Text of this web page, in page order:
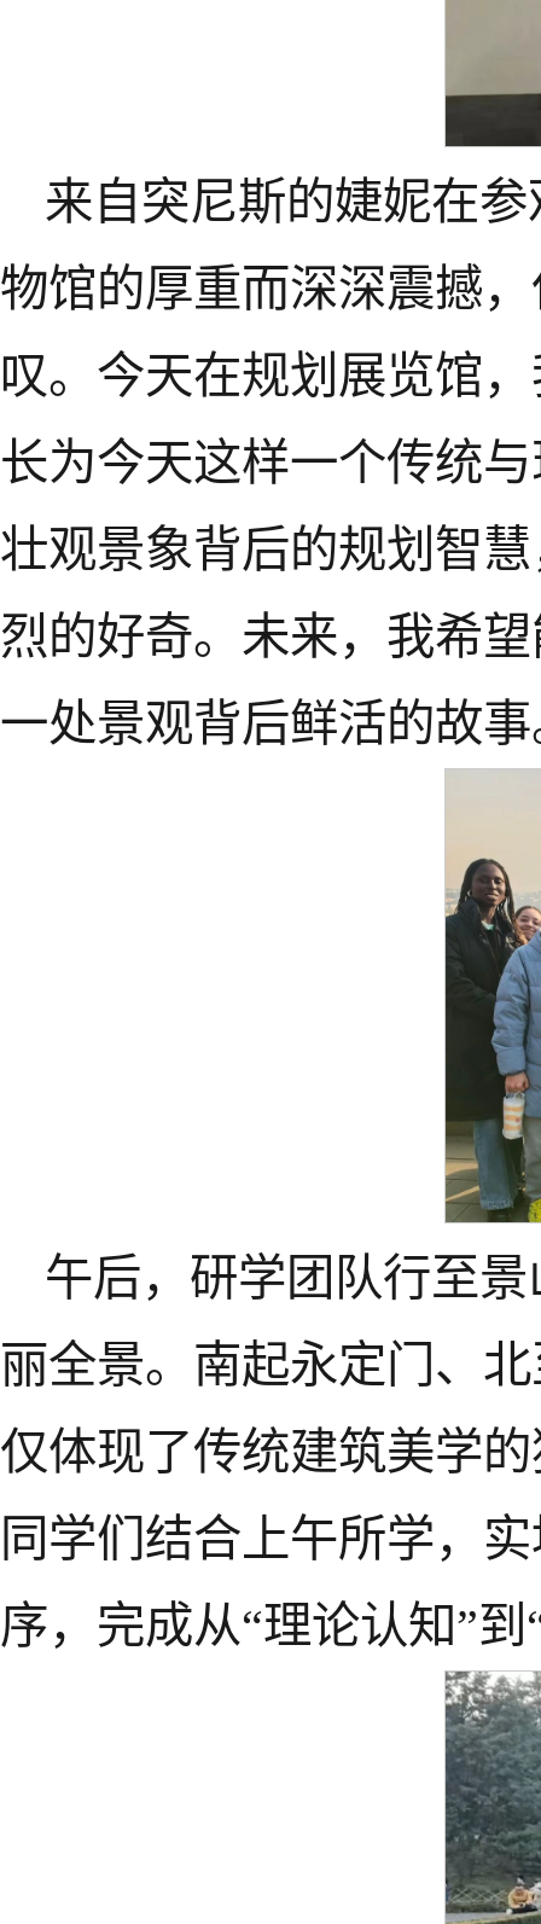
来自突尼斯的婕妮在
物馆的厚重而深深震撼
叹。今天在规划展览馆
长为今天这样一个传统
壮观景象背后的规划智
烈的好奇。未来，我希
一处景观背后鲜活的故事
午后，研学团队行至
丽全景。南起永定门、
仅体现了传统建筑美学
同学们结合上午所学，
序，完成从“理论认知”